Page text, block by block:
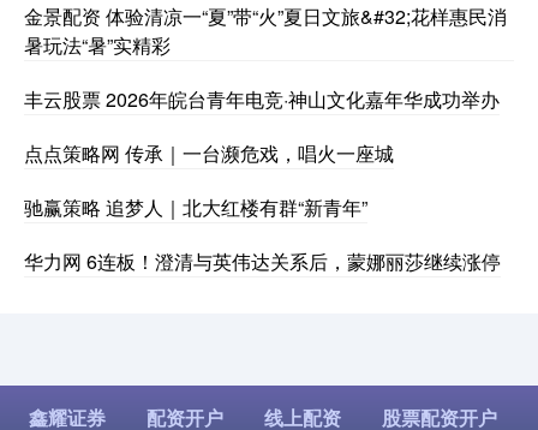
金景配资 体验清凉一“夏”带“火”夏日文旅&#32;花样惠民消
暑玩法“暑”实精彩
丰云股票 2026年皖台青年电竞·神山文化嘉年华成功举办
点点策略网 传承｜一台濒危戏，唱火一座城
驰赢策略 追梦人｜北大红楼有群“新青年”
华力网 6连板！澄清与英伟达关系后，蒙娜丽莎继续涨停
鑫耀证券 配资开户 线上配资 股票配资开户